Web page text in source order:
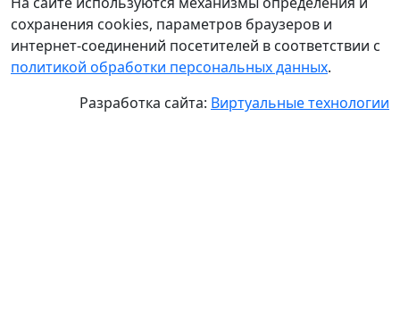
сохранения cookies, параметров браузеров и
интернет-соединений посетителей в соответствии с
политикой обработки персональных данных.
Разработка сайта: Виртуальные технологии